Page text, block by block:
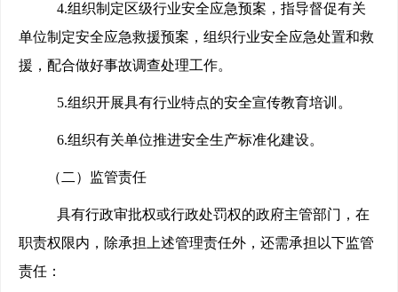
4.组织制定区级行业安全应急预案，指导督促有关
单位制定安全应急救援预案，组织行业安全应急处置和救
援，配合做好事故调查处理工作。
5.组织开展具有行业特点的安全宣传教育培训。
6.组织有关单位推进安全生产标准化建设。
（二）监管责任
具有行政审批权或行政处罚权的政府主管部门，在
职责权限内，除承担上述管理责任外，还需承担以下监管
责任：